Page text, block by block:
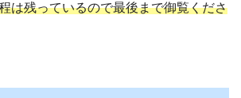
は残っているので最後まで御覧くださ